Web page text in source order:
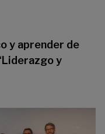
y aprender de
y